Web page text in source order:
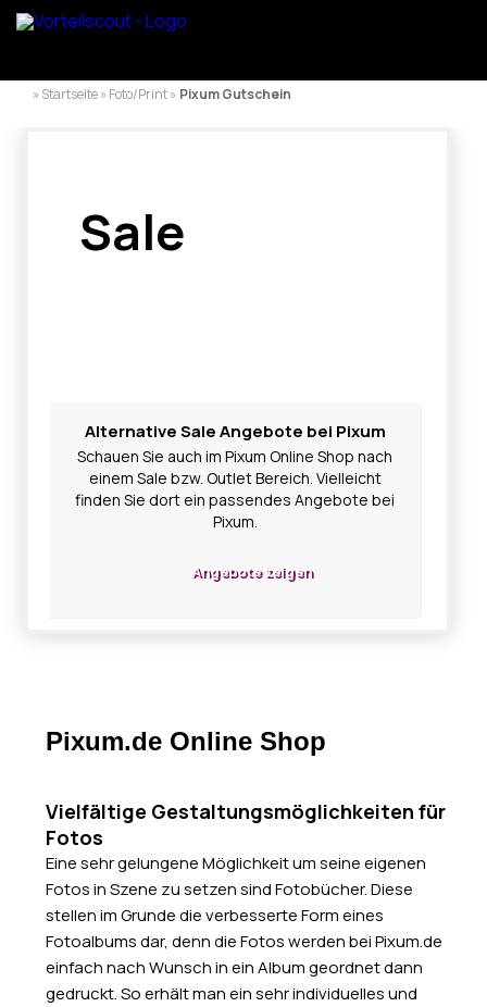
» Startseite » Foto/Print » Pixum Gutschein
Sale
Alternative Sale Angebote bei Pixum
Schauen Sie auch im Pixum Online Shop nach
einem Sale bzw. Outlet Bereich. Vielleicht
finden Sie dort ein passendes Angebote bei
Pixum.
Angebote zeigen
Pixum.de Online Shop
Vielfältige Gestaltungsmöglichkeiten für
Fotos
Eine sehr gelungene Möglichkeit um seine eigenen
Fotos in Szene zu setzen sind Fotobücher. Diese
stellen im Grunde die verbesserte Form eines
Fotoalbums dar, denn die Fotos werden bei Pixum.de
einfach nach Wunsch in ein Album geordnet dann
gedruckt. So erhält man ein sehr individuelles und